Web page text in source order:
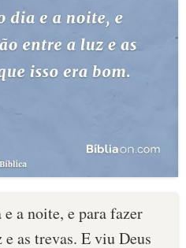
a noite, e para fazer
e as trevas. E viu Deus